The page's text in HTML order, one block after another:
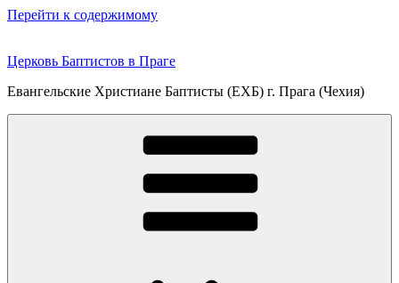
Перейти к содержимому
Церковь Баптистов в Праге
Евангельские Христиане Баптисты (ЕХБ) г. Прага (Чехия)